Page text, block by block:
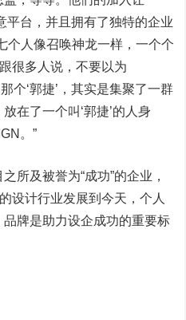
平台，并且拥有了独特的企业
个人像召唤神龙一样，一个个
很多人说，不要以为
个‘郭捷’，其实是集聚了一群
在了一个叫‘郭捷’的人身
。”
及被誉为“成功”的企业，
设计行业发展到今天，个人
牌是助力设企成功的重要标